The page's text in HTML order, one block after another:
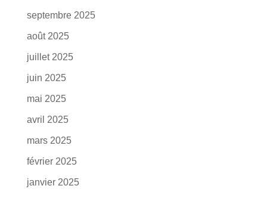
septembre 2025
août 2025
juillet 2025
juin 2025
mai 2025
avril 2025
mars 2025
février 2025
janvier 2025